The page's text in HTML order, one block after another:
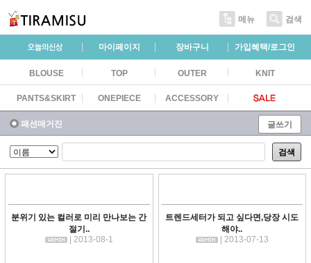
메뉴 검색
마이페이지 장바구니 가입혜택/로그인
BLOUSE TOP OUTER KNIT
PANTS&SKIRT ONEPIECE ACCESSORY
패션매거진 글쓰기
검색
분위기 있는 컬러로 미리 만나보는 간
절기..
| 2013-08-1
트렌드세터가 되고 싶다면,당장 시도
해야..
| 2013-07-13